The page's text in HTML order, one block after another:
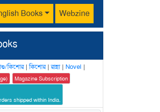
Books Webzine
কিশোর|কিশোর|রান্না| Novel |
Magazine Subscription
shipped within India.